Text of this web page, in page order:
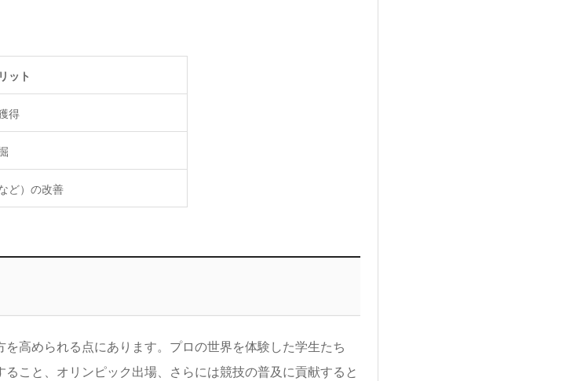
ット
得
ど）の改善
高められる点にあります。プロの世界を体験した学生たち
こと、オリンピック出場、さらには競技の普及に貢献すると